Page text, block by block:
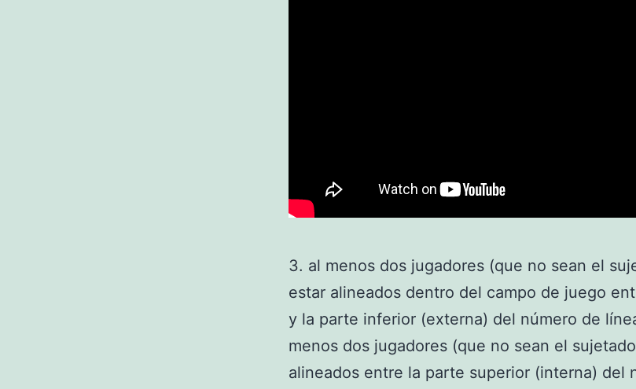
3. al menos dos jugadores (que no sean el
estar alineados dentro del campo de juego
y la parte inferior (externa) del número de
menos dos jugadores (que no sean el
alineados entre la parte superior (interna) del